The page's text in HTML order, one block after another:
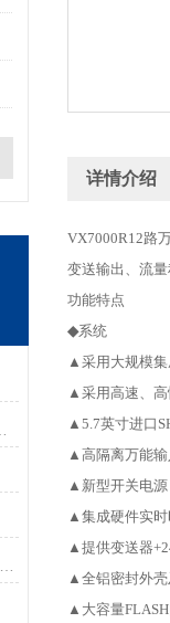
详情介绍
VX7000R12路
变送输出、流
功能特点
◆系统
▲采用大规模
▲采用高速、高
▲5.7英寸进口
▲高隔离万能输
▲新型开关电源
▲集成硬件实
▲提供变送器
▲全铝密封外
▲大容量